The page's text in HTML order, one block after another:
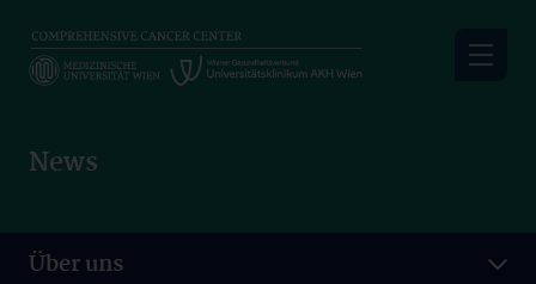
main
News
Über uns